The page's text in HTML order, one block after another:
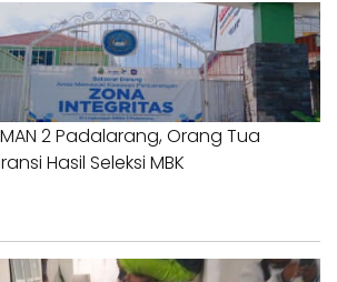
2 Padalarang, Orang Tua
Hasil Seleksi MBK